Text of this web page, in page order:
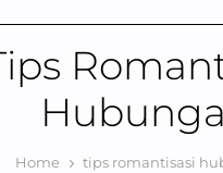
Home tips romantisasi